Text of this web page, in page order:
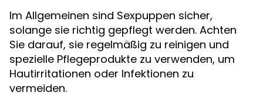
Im Allgemeinen sind Sexpuppen sicher,
solange sie richtig gepflegt werden. Achten
Sie darauf, sie regelmäßig zu reinigen und
spezielle Pflegeprodukte zu verwenden, um
Hautirritationen oder Infektionen zu
vermeiden.